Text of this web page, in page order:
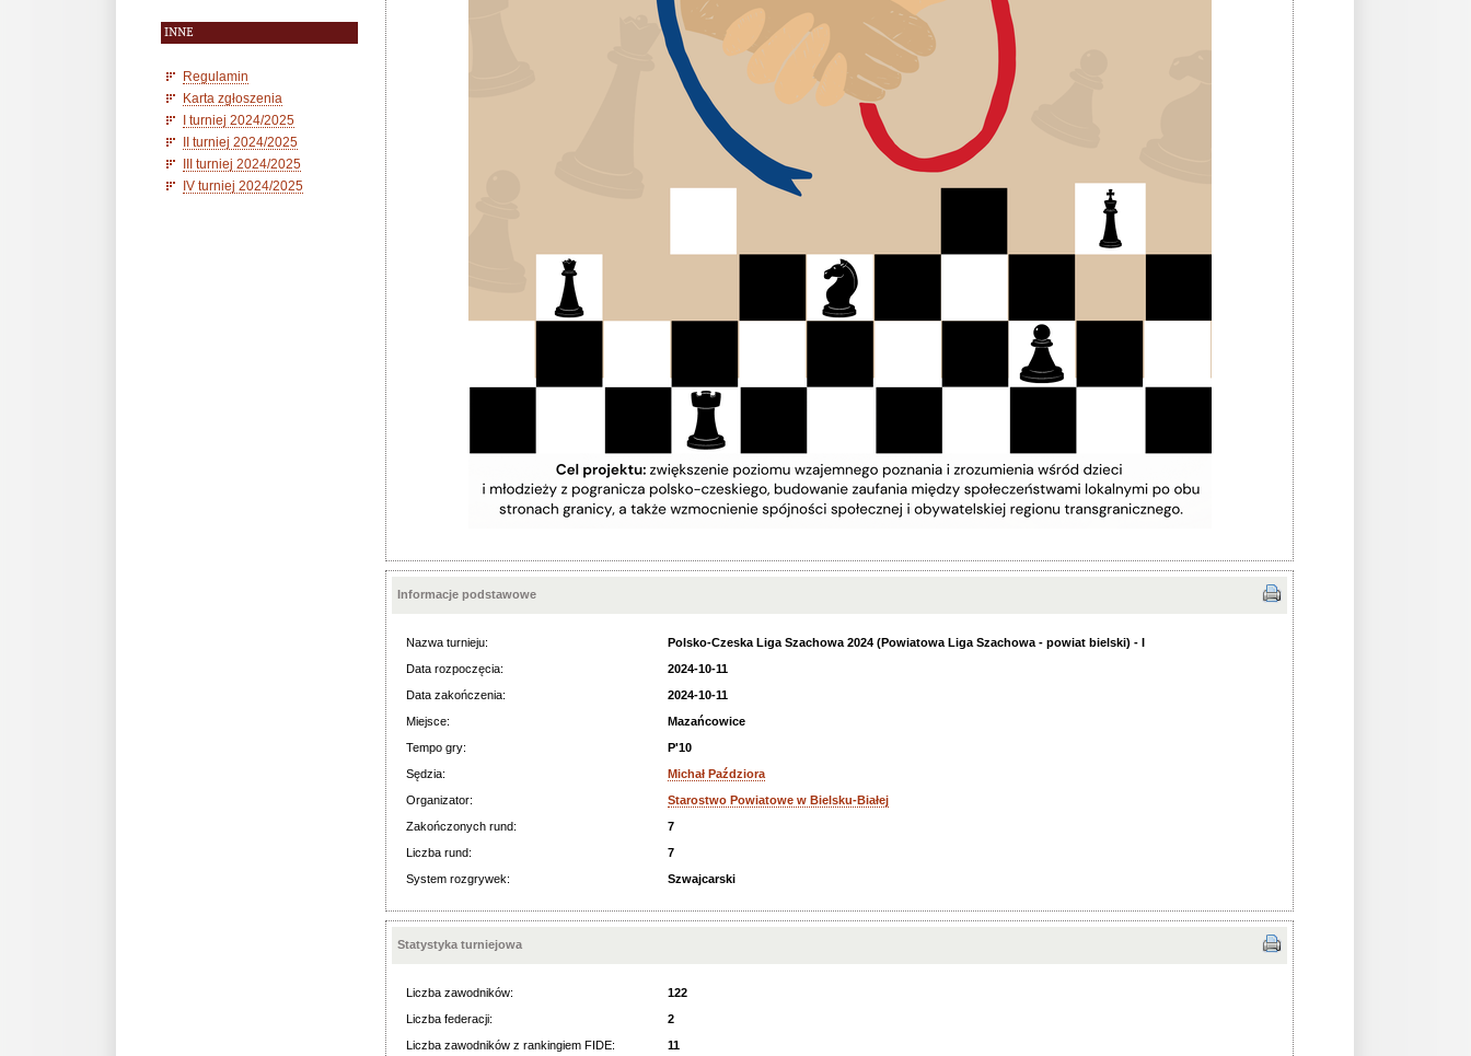
INNE
Regulamin
Karta zgłoszenia
I turniej 2024/2025
II turniej 2024/2025
III turniej 2024/2025
IV turniej 2024/2025
Informacje podstawowe
Nazwa turnieju:
Polsko-Czeska Liga Szachowa 2024 (Powiatowa Liga Szachowa - powiat bielski) - I
Data rozpoczęcia:
2024-10-11
Data zakończenia:
2024-10-11
Miejsce:
Mazańcowice
Tempo gry:
P'10
Sędzia:
Michał Paździora
Organizator:
Starostwo Powiatowe w Bielsku-Białej
Zakończonych rund:
7
Liczba rund:
7
System rozgrywek:
Szwajcarski
Statystyka turniejowa
Liczba zawodników:
122
Liczba federacji:
2
Liczba zawodników z rankingiem FIDE:
11